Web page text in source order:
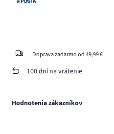
Doprava zadarmo od 49,99 €
100 dní na vrátenie
Hodnotenia zákazníkov